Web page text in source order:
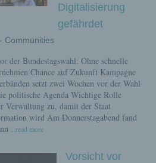
Digitalisierung
gefährdet
Communities
der Bundestagswahl: Ohne schnelle
Chance auf Zukunft Kampagne
setzt zwei Wochen vor der Wahl
politische Agenda Wichtige Rolle
Verwaltung zu, damit der Staat
wird Am Donnerstagabend fand
...read more
Vorsicht vor